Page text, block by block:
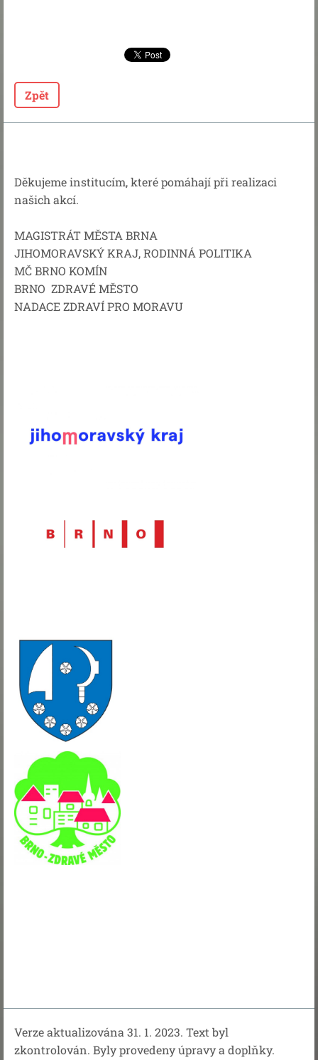
Zpět
Děkujeme institucím, které pomáhají při realizaci
našich akcí.
MAGISTRÁT MĚSTA BRNA
JIHOMORAVSKÝ KRAJ, RODINNÁ POLITIKA
MČ BRNO KOMÍN
BRNO ZDRAVÉ MĚSTO
NADACE ZDRAVÍ PRO MORAVU
Verze aktualizována 31. 1. 2023. Text byl
zkontrolován. Byly provedeny úpravy a doplňky.